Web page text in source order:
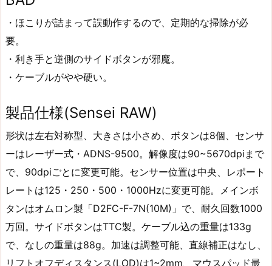
・ほこりが詰まって誤動作するので、定期的な掃除が必
要。
・利き手と逆側のサイドボタンが邪魔。
・ケーブルがやや硬い。
製品仕様(Sensei RAW)
形状は左右対称型、大きさは小さめ、ボタンは8個、センサ
ーはレーザー式・ADNS-9500。解像度は90~5670dpiまで
で、90dpiごとに変更可能。センサー位置は中央、レポート
レートは125・250・500・1000Hzに変更可能。メインボ
タンはオムロン製「D2FC-F-7N(10M)」で、耐久回数1000
万回。サイドボタンはTTC製。ケーブル込の重量は133g
で、なしの重量は88g。加速は調整可能、直線補正はなし、
リフトオフディスタンス(LOD)は1~2mm、マウスパッド最